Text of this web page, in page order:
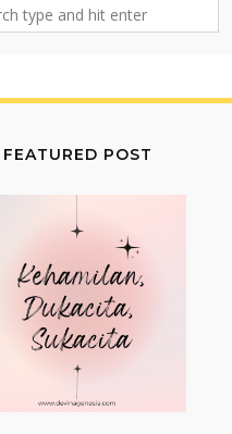
FEATURED POST